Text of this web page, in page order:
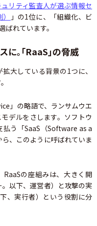
リティ監査人が選ぶ情報セ
」の1位に、「組織化、ビ
れています。
。「RaaS」の脅威
大している背景の1つに、
」の略語で、ランサムウエ
デルをさします。ソフトウ
う「SaaS（Software as a
、このように呼ばれていま
RaaSの座組みは、大きく開
以下、運営者）と攻撃の実
、実行者）という役割に分